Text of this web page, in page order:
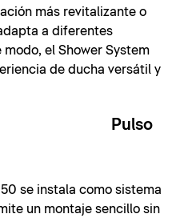
más revitalizante o
a diferentes
el Shower System
de ducha versátil y
Pulso
se instala como sistema
un montaje sencillo sin